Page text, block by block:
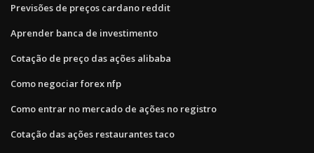
Previsões de preços cardano reddit
Aprender banca de investimento
Cotação de preço das ações alibaba
Como negociar forex nfp
Como entrar no mercado de ações no registro
Cotação das ações restaurantes taco